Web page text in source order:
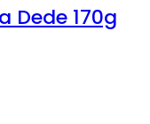
Dede 170g